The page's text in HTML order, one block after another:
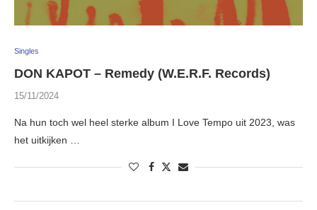
Singles
DON KAPOT – Remedy (W.E.R.F. Records)
15/11/2024
Na hun toch wel heel sterke album I Love Tempo uit 2023, was
het uitkijken …